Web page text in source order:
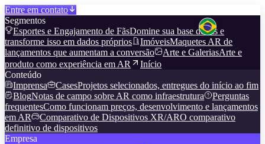
Entre em contato
Segmentos
Esportes e Engajamento de FãsDomine sua base de fãs e
transforme isso em dados próprios
ImóveisMaquetes AR de
lançamentos que aumentam a conversão
Arte e GaleriasArte e
produto como experiência em AR
Início
Conteúdo
Imprensa
CasesProjetos selecionados, entregues do início ao fim
BlogNotas de campo sobre AR como infraestrutura
Perguntas
frequentesComo funcionam preços, desenvolvimento e lançamentos
em AR
Comparativo de Dispositivos XR/ARO comparativo
definitivo de dispositivos
Empresa